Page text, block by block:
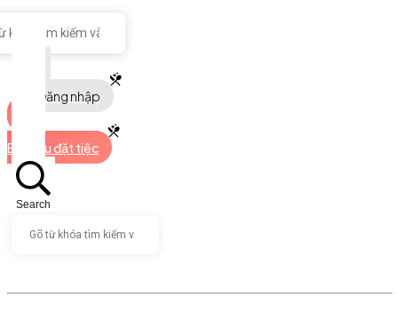
Đăng nhập
Bắt đầu đặt tiệc
Search